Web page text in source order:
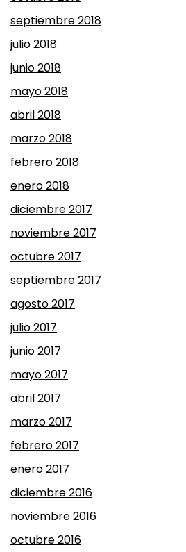
septiembre 2018
julio 2018
junio 2018
mayo 2018
abril 2018
marzo 2018
febrero 2018
enero 2018
diciembre 2017
noviembre 2017
octubre 2017
septiembre 2017
agosto 2017
julio 2017
junio 2017
mayo 2017
abril 2017
marzo 2017
febrero 2017
enero 2017
diciembre 2016
noviembre 2016
octubre 2016